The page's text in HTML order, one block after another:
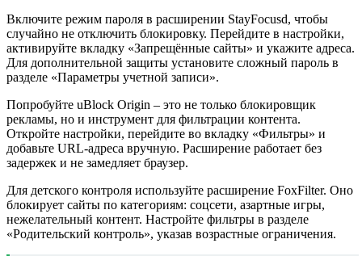
Включите режим пароля в расширении StayFocusd, чтобы
случайно не отключить блокировку. Перейдите в настройки,
активируйте вкладку «Запрещённые сайты» и укажите адреса.
Для дополнительной защиты установите сложный пароль в
разделе «Параметры учетной записи».
Попробуйте uBlock Origin – это не только блокировщик
рекламы, но и инструмент для фильтрации контента.
Откройте настройки, перейдите во вкладку «Фильтры» и
добавьте URL-адреса вручную. Расширение работает без
задержек и не замедляет браузер.
Для детского контроля используйте расширение FoxFilter. Оно
блокирует сайты по категориям: соцсети, азартные игры,
нежелательный контент. Настройте фильтры в разделе
«Родительский контроль», указав возрастные ограничения.